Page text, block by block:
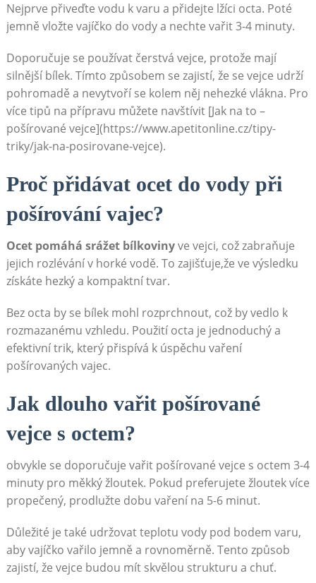
Nejprve přiveďte vodu k varu a přidejte lžíci octa. Poté
jemně vložte vajíčko do vody a nechte vařit 3-4 minuty.
Doporučuje se používat čerstvá vejce, protože mají
silnější bílek. Tímto způsobem se zajistí, že se vejce udrží
pohromadě a nevytvoří se kolem něj nehezké vlákna. Pro
více tipů na přípravu můžete navštívit [Jak na to –
pošírované vejce](https://www.apetitonline.cz/tipy-
triky/jak-na-posirovane-vejce).
Proč přidávat ocet do vody při
pošírování vajec?
Ocet pomáhá srážet bílkovinyve vejci, což zabraňuje
jejich rozlévání v horké vodě. To zajišťuje,že ve výsledku
získáte hezký a kompaktní tvar.
Bez octa by se bílek mohl rozprchnout, což by vedlo k
rozmazanému vzhledu. Použití octa je jednoduchý a
efektivní trik, který přispívá k úspěchu vaření
pošírovaných vajec.
Jak dlouho vařit pošírované
vejce s octem?
obvykle se doporučuje vařit pošírované vejce s octem 3-4
minuty pro měkký žloutek. Pokud preferujete žloutek více
propečený, prodlužte dobu vaření na 5-6 minut.
Důležité je také udržovat teplotu vody pod bodem varu,
aby vajíčko vařilo jemně a rovnoměrně. Tento způsob
zajistí, že vejce budou mít skvělou strukturu a chuť.